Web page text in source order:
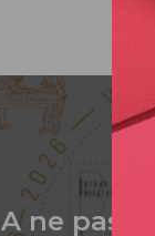
A ne pas